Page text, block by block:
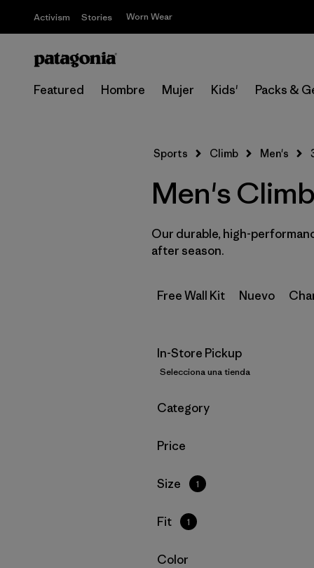
Activism Stories Worn Wear
Featured Hombre Mujer Kids' Packs &
Sports Climb Men's
Men's
Our durable, high-
after season.
Free Wall Kit Nuevo
In-Store Pickup
Selecciona una tienda
Filtrar por
Category
Filtrar por
Price
Filtrar por
Size 1
Filtrar por
Fit 1
Filtrar por
Color